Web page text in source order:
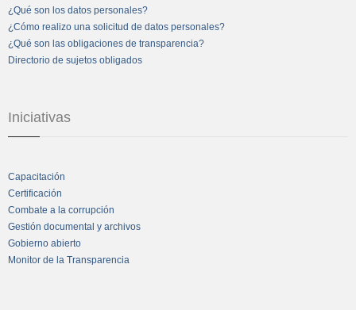
¿Qué son los datos personales?
¿Cómo realizo una solicitud de datos personales?
¿Qué son las obligaciones de transparencia?
Directorio de sujetos obligados
Iniciativas
Capacitación
Certificación
Combate a la corrupción
Gestión documental y archivos
Gobierno abierto
Monitor de la Transparencia